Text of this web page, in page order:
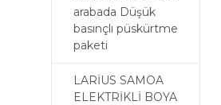
arabada Düşük
basınçlı püskürtme
paketi
LARİUS SAMOA
ELEKTRİKLİ BOYA